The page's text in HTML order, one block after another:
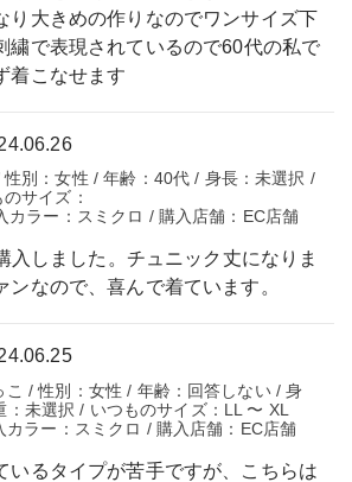
り大きめの作りなのでワンサイズ下
繍で表現されているので60代の私で
着こなせます
別：女性 / 年齢：40代 / 身長：未選択 /
サイズ：
カラー：スミクロ / 購入店舗：EC店舗
入しました。チュニック丈になりま
ンなので、喜んで着ています。
こ / 性別：女性 / 年齢：回答しない / 身
未選択 / いつものサイズ：LL 〜 XL
カラー：スミクロ / 購入店舗：EC店舗
いるタイプが苦手ですが、こちらは